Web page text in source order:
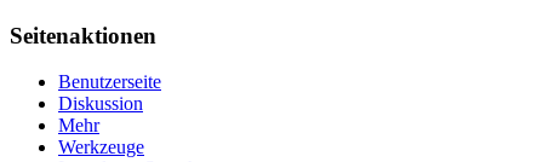
Seitenaktionen
Benutzerseite
Diskussion
Mehr
Werkzeuge